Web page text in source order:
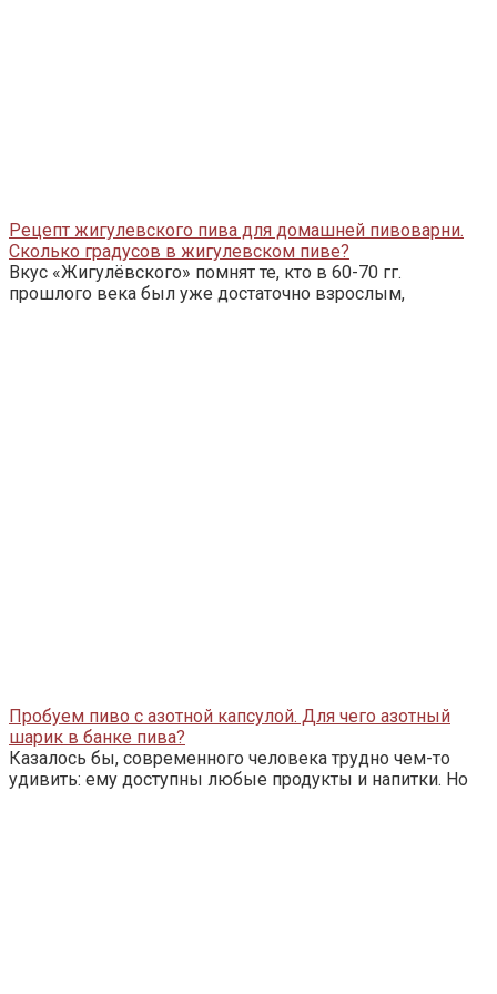
Рецепт жигулевского пива для домашней пивоварни.
Сколько градусов в жигулевском пиве?
Вкус «Жигулёвского» помнят те, кто в 60-70 гг.
прошлого века был уже достаточно взрослым,
Пробуем пиво с азотной капсулой. Для чего азотный
шарик в банке пива?
Казалось бы, современного человека трудно чем-то
удивить: ему доступны любые продукты и напитки. Но